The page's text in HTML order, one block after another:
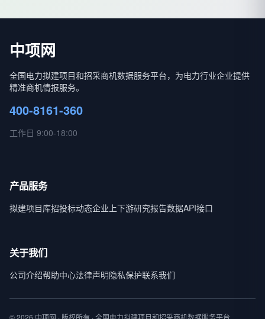
中项网
全国电力拟建项目和招采商机数据服务平台，为电力行业企业提供
精准商机情报服务。
400-8161-360
工作日 9:00-18:00
产品服务
拟建项目库招投标动态企业上下游研究报告数据API接口
关于我们
公司介绍帮助中心法律声明隐私保护联系我们
© 2026 中项网 · 版权所有 · 全国电力拟建项目和招采商机数据服务平台